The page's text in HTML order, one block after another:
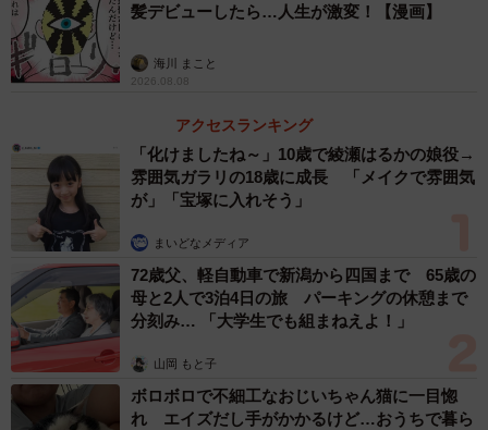
髪デビューしたら…人生が激変！【漫画】
海川 まこと
2026.08.08
アクセスランキング
「化けましたね～」10歳で綾瀬はるかの娘役→
雰囲気ガラリの18歳に成長 「メイクで雰囲気
が」「宝塚に入れそう」
まいどなメディア
72歳父、軽自動車で新潟から四国まで 65歳の
母と2人で3泊4日の旅 パーキングの休憩まで
分刻み… 「大学生でも組まねえよ！」
山岡 もと子
ボロボロで不細工なおじいちゃん猫に一目惚
れ エイズだし手がかかるけど…おうちで暮ら